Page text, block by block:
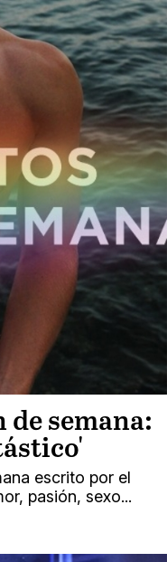
de semana:
escrito por el
pasión, sexo...